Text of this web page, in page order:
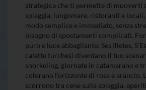
strategica che ti permette di muoverti
spiaggia, lungomare, ristoranti e locali,
modo semplice e immediato, senza
bisogno di spostamenti complicati.
puro e luce abbagliante: Ses Illetes,
calette turchesi diventano il tuo
snorkeling, giornate in catamarano e
colorano l’orizzonte di rosa e arancio.
scorrono tra cene sulla spiaggia,